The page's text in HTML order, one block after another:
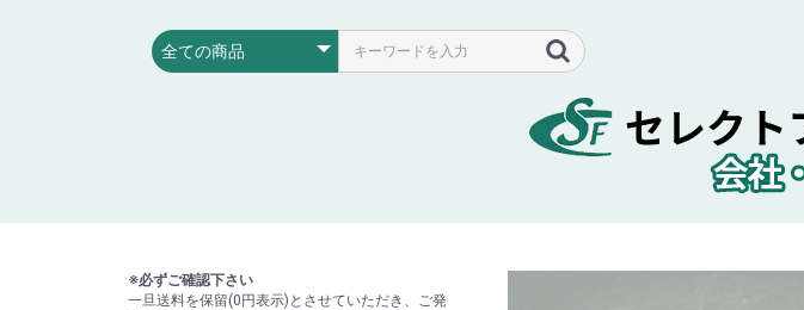
※必ずご確認下さい
一旦送料を保留(0円表示)とさせていただき、ご発